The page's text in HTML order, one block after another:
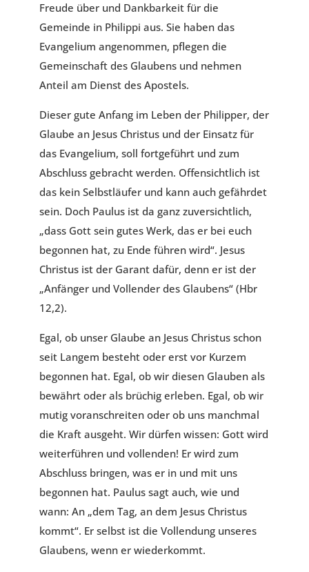
Freude über und Dankbarkeit für die
Gemeinde in Philippi aus. Sie haben das
Evangelium angenommen, pflegen die
Gemeinschaft des Glaubens und nehmen
Anteil am Dienst des Apostels.
Dieser gute Anfang im Leben der Philipper, der
Glaube an Jesus Christus und der Einsatz für
das Evangelium, soll fortgeführt und zum
Abschluss gebracht werden. Offensichtlich ist
das kein Selbstläufer und kann auch gefährdet
sein. Doch Paulus ist da ganz zuversichtlich,
„dass Gott sein gutes Werk, das er bei euch
begonnen hat, zu Ende führen wird“. Jesus
Christus ist der Garant dafür, denn er ist der
„Anfänger und Vollender des Glaubens“ (Hbr
12,2).
Egal, ob unser Glaube an Jesus Christus schon
seit Langem besteht oder erst vor Kurzem
begonnen hat. Egal, ob wir diesen Glauben als
bewährt oder als brüchig erleben. Egal, ob wir
mutig voranschreiten oder ob uns manchmal
die Kraft ausgeht. Wir dürfen wissen: Gott wird
weiterführen und vollenden! Er wird zum
Abschluss bringen, was er in und mit uns
begonnen hat. Paulus sagt auch, wie und
wann: An „dem Tag, an dem Jesus Christus
kommt“. Er selbst ist die Vollendung unseres
Glaubens, wenn er wiederkommt.